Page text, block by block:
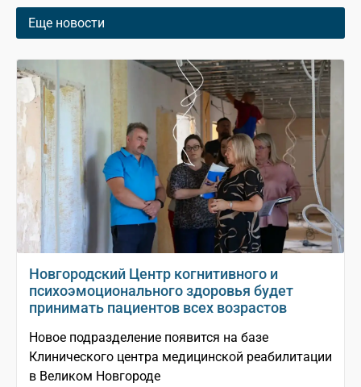
Еще новости
Новгородский Центр когнитивного и
психоэмоционального здоровья будет
принимать пациентов всех возрастов
Новое подразделение появится на базе
Клинического центра медицинской реабилитации
в Великом Новгороде